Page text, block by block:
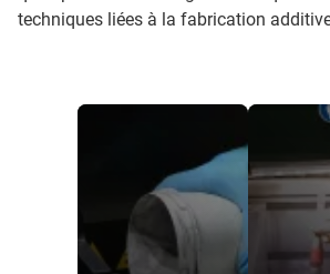
techniques liées à la fabrication